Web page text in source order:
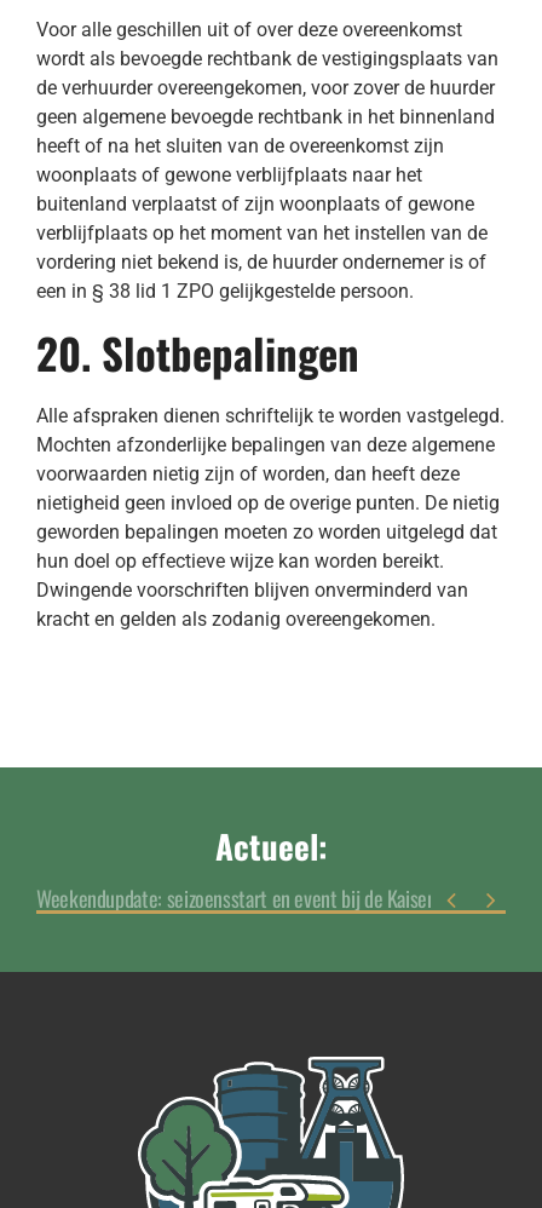
Voor alle geschillen uit of over deze overeenkomst
wordt als bevoegde rechtbank de vestigingsplaats van
de verhuurder overeengekomen, voor zover de huurder
geen algemene bevoegde rechtbank in het binnenland
heeft of na het sluiten van de overeenkomst zijn
woonplaats of gewone verblijfplaats naar het
buitenland verplaatst of zijn woonplaats of gewone
verblijfplaats op het moment van het instellen van de
vordering niet bekend is, de huurder ondernemer is of
een in § 38 lid 1 ZPO gelijkgestelde persoon.
20. Slotbepalingen
Alle afspraken dienen schriftelijk te worden vastgelegd.
Mochten afzonderlijke bepalingen van deze algemene
voorwaarden nietig zijn of worden, dan heeft deze
nietigheid geen invloed op de overige punten. De nietig
geworden bepalingen moeten zo worden uitgelegd dat
hun doel op effectieve wijze kan worden bereikt.
Dwingende voorschriften blijven onverminderd van
kracht en gelden als zodanig overeengekomen.
Actueel:
Weekendupdate: seizoensstart en event bij de Kaisergarten
 